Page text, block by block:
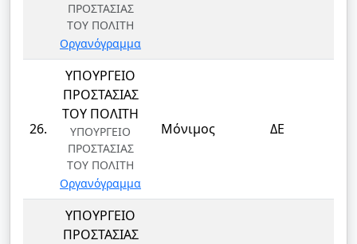
ΠΡΟΣΤΑΣΙΑΣ
ΤΟΥ ΠΟΛΙΤΗ
Οργανόγραμμα
26.
ΥΠΟΥΡΓΕΙΟ
ΠΡΟΣΤΑΣΙΑΣ
ΤΟΥ ΠΟΛΙΤΗ
ΥΠΟΥΡΓΕΙΟ
ΠΡΟΣΤΑΣΙΑΣ
ΤΟΥ ΠΟΛΙΤΗ
Οργανόγραμμα
Μόνιμος ΔΕ
ΥΠΟΥΡΓΕΙΟ
ΠΡΟΣΤΑΣΙΑΣ